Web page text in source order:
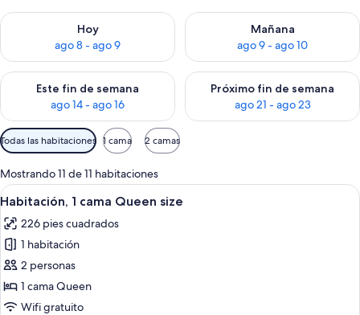
Hoy
ago 8 - ago 9
Consulta la disponibilidad para hoy ago 8 - ago 9
Mañana
ago 9 - ago 10
Consulta la disponibilidad
Este fin de semana
ago 14 - ago 16
Consulta la disponibilidad para este fin de semana ago 14 -
Próximo fin de semana
ago 21 - ago 23
Consulta la disponibilidad
Filtros
disponibles
para
las
habitaciones
Todas las habitaciones 1 cama 2 camas
Mostrando 11 de 11 habitaciones
Abrir
todas
las
fotos
de
Habitación,
1
Habitación de hotel con cama, una
17
Habitación, 1 cama Queen size
226 pies cuadrados
1 habitación
2 personas
1 cama Queen
Wifi gratuito